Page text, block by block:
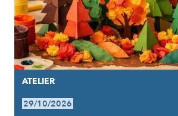
ATELIER
29/10/2026